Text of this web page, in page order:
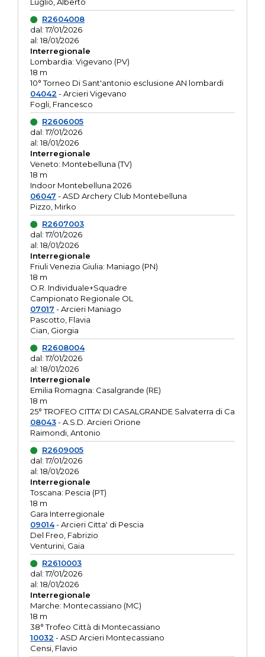
R2604008
dal: 17/01/2026
al: 18/01/2026
Interregionale
Lombardia: Vigevano (PV)
18 m
10° Torneo Di Sant'antonio esclusione AN lombardi
04042 - Arcieri Vigevano
Fogli, Francesco
R2606005
dal: 17/01/2026
al: 18/01/2026
Interregionale
Veneto: Montebelluna (TV)
18 m
Indoor Montebelluna 2026
06047 - ASD Archery Club Montebelluna
Pizzo, Mirko
R2607003
dal: 17/01/2026
al: 18/01/2026
Interregionale
Friuli Venezia Giulia: Maniago (PN)
18 m
O.R. Individuale+Squadre
Campionato Regionale OL
07017 - Arcieri Maniago
Pascotto, Flavia
Cian, Giorgia
R2608004
dal: 17/01/2026
al: 18/01/2026
Interregionale
Emilia Romagna: Casalgrande (RE)
18 m
25° TROFEO CITTA' DI CASALGRANDE Salvaterra di Ca
08043- A.S.D. Arcieri Orione
Raimondi, Antonio
R2609005
dal: 17/01/2026
al: 18/01/2026
Interregionale
Toscana: Pescia (PT)
18 m
Gara Interregionale
09014- Arcieri Citta' di Pescia
Del Freo, Fabrizio
Venturini, Gaia
R2610003
dal: 17/01/2026
al: 18/01/2026
Interregionale
Marche: Montecassiano (MC)
18 m
38° Trofeo Città di Montecassiano
10032 - ASD Arcieri Montecassiano
Censi, Flavio